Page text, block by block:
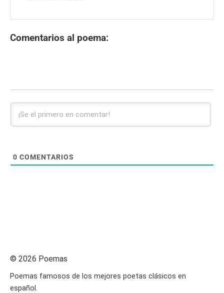
Comentarios al poema:
0 COMENTARIOS
© 2026 Poemas
Poemas famosos de los mejores poetas clásicos en
español.